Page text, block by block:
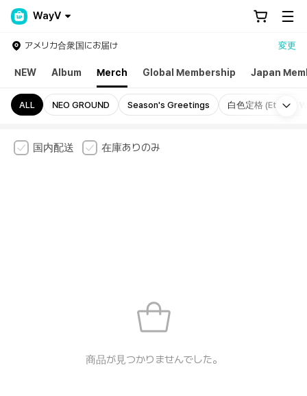
WayV
アメリカ合衆国にお届け 変更
NEW Album Merch Global Membership Japan
ALL NEO GROUND Season's Greetings 白色定格 (Eternal
国内配送 在庫ありのみ
商品が見つかりませんでした。